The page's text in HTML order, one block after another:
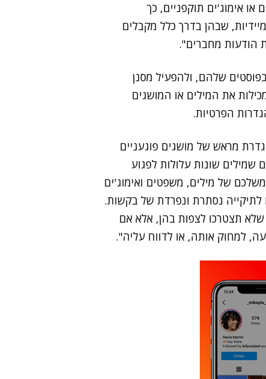
או אימוג'ים תוקפניים, כך
שבהן בדרך כלל מקבלים
הודעות מחברים".
שלהם, ולהפעיל מסנן
את המילים או המושגים
הפרטיות.
מראש של מושגים פוגעניים
שמילים שונות עלולות לפגוע
של מילים, משפטים ואימוג'ים
נסתרת ונפרדת של בקשות.
שלא תצטרכו לצפות בהן, אלא אם
למחוק אותה, או לדווח עליה".